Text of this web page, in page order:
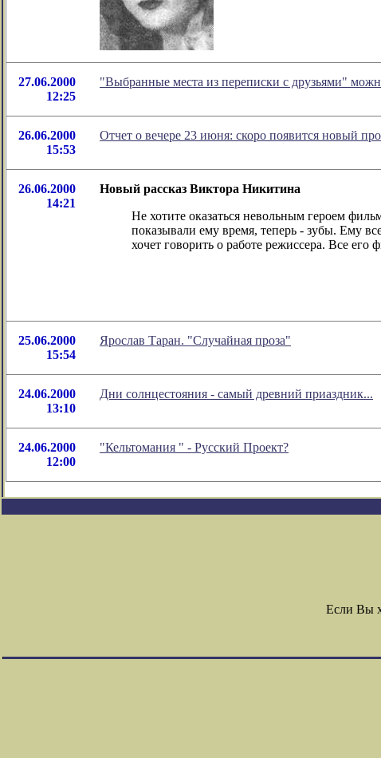
27.06.2000
12:25
"Выбранные места из переписки с друзьями"
26.06.2000
15:53
Отчет о вечере 23 июня: скоро появится новый
26.06.2000
14:21
Новый рассказ Виктора Никитина
Не хотите оказаться невольным героем
показывали ему время, теперь - зубы. Ему
хочет говорить о работе режиссера. Все
25.06.2000
15:54
Ярослав Таран. "Случайная проза"
24.06.2000
13:10
Дни солнцестояния - самый древний приаздник...
24.06.2000
12:00
"Кельтомания " - Русский Проект?
Если Вы